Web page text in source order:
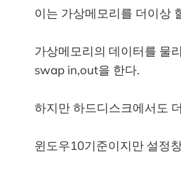
이는 가상메모리를 더이상
가상메모리의 데이터를 물
swap in,out을 한다.
하지만 하드디스크에서도
윈도우10기준이지만 설정